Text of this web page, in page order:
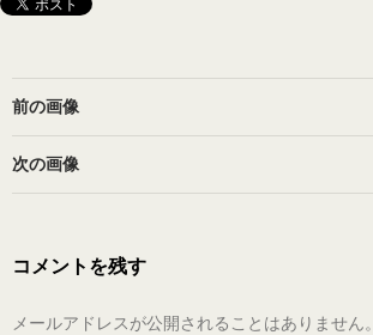
前の画像
次の画像
コメントを残す
メールアドレスが公開されることはありません。